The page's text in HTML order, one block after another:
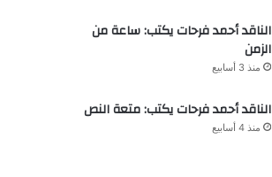
الناقد أحمد فرحات يكتب: ساعة من
الزمن
منذ 3 أسابيع
الناقد أحمد فرحات يكتب: متعة النص
منذ 4 أسابيع